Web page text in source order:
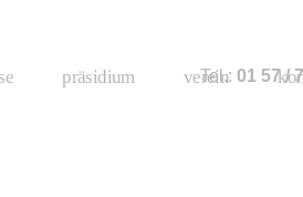
präsidium verein
Tel.: 01 57 /